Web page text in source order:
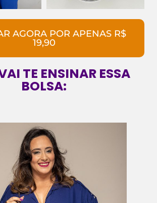
AGORA POR APENAS R$
19,90
TE ENSINAR ESSA
BOLSA: